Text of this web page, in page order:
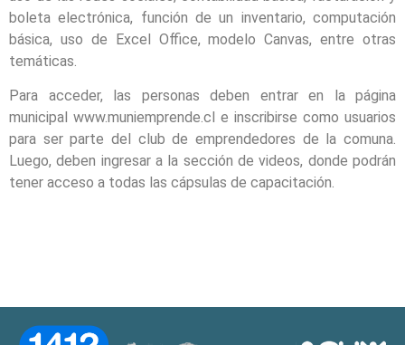
boleta electrónica, función de un inventario, computación
básica, uso de Excel Office, modelo Canvas, entre otras
temáticas.
Para acceder, las personas deben entrar en la página
municipal www.muniemprende.cl e inscribirse como usuarios
para ser parte del club de emprendedores de la comuna.
Luego, deben ingresar a la sección de videos, donde podrán
tener acceso a todas las cápsulas de capacitación.